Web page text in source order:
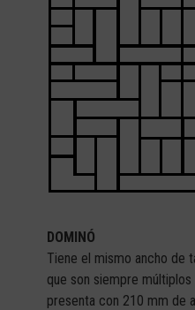
DOMINÓ
Tiene el mismo ancho de
que son siempre
presenta con 210 mm de